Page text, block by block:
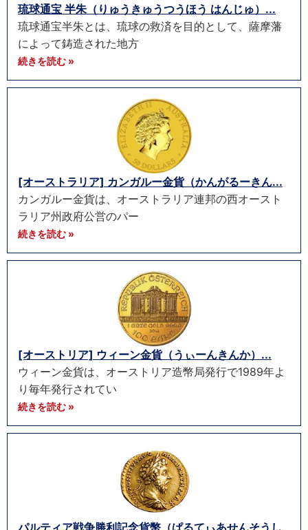
琉球通宝 半朱（りゅうきゅうつうほう はんじゅ）...
琉球通宝半朱とは、琉球の救済を目的として、薩摩藩
によって鋳造された地方
続きを読む »
[オーストラリア] カンガルー金貨（かんがるーきん...
カンガルー金貨は、オーストラリア連邦の西オースト
ラリア州政府公営のパー
続きを読む »
[オーストリア] ウィーン金貨（うぃーんきんか）...
ウィーン金貨は、オーストリア造幣局発行で1989年よ
り毎年発行されてい
続きを読む »
パルティア戦争勝利記念貨幣（ぱるてぃあせんそうし